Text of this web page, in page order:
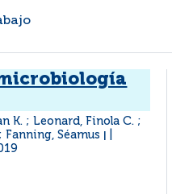
K. ; Leonard, Finola C. ;
Fanning, Séamus